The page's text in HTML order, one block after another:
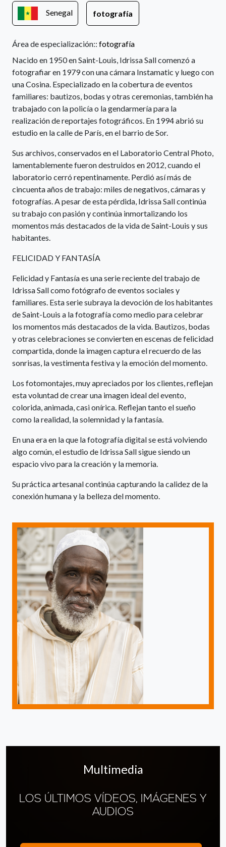
Senegal fotografía
Área de especialización:: fotografía
Nacido en 1950 en Saint-Louis, Idrissa Sall comenzó a
fotografiar en 1979 con una cámara Instamatic y luego con
una Cosina. Especializado en la cobertura de eventos
familiares: bautizos, bodas y otras ceremonias, también ha
trabajado con la policía o la gendarmería para la
realización de reportajes fotográficos. En 1994 abrió su
estudio en la calle de París, en el barrio de Sor.
Sus archivos, conservados en el Laboratorio Central Photo,
lamentablemente fueron destruidos en 2012, cuando el
laboratorio cerró repentinamente. Perdió así más de
cincuenta años de trabajo: miles de negativos, cámaras y
fotografías. A pesar de esta pérdida, Idrissa Sall continúa
su trabajo con pasión y continúa inmortalizando los
momentos más destacados de la vida de Saint-Louis y sus
habitantes.
FELICIDAD Y FANTASÍA
Felicidad y Fantasía es una serie reciente del trabajo de
Idrissa Sall como fotógrafo de eventos sociales y
familiares. Esta serie subraya la devoción de los habitantes
de Saint-Louis a la fotografía como medio para celebrar
los momentos más destacados de la vida. Bautizos, bodas
y otras celebraciones se convierten en escenas de felicidad
compartida, donde la imagen captura el recuerdo de las
sonrisas, la vestimenta festiva y la emoción del momento.
Los fotomontajes, muy apreciados por los clientes, reflejan
esta voluntad de crear una imagen ideal del evento,
colorida, animada, casi onírica. Reflejan tanto el sueño
como la realidad, la solemnidad y la fantasía.
En una era en la que la fotografía digital se está volviendo
algo común, el estudio de Idrissa Sall sigue siendo un
espacio vivo para la creación y la memoria.
Su práctica artesanal continúa capturando la calidez de la
conexión humana y la belleza del momento.
Multimedia
LOS ÚLTIMOS VÍDEOS, IMÁGENES Y
AUDIOS